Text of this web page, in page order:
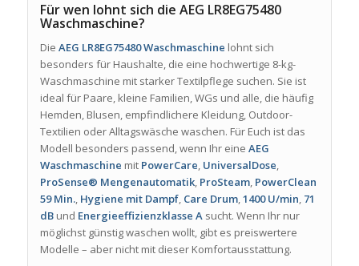
Für wen lohnt sich die AEG LR8EG75480
Waschmaschine?
Die AEG LR8EG75480 Waschmaschine lohnt sich
besonders für Haushalte, die eine hochwertige 8-kg-
Waschmaschine mit starker Textilpflege suchen. Sie ist
ideal für Paare, kleine Familien, WGs und alle, die häufig
Hemden, Blusen, empfindlichere Kleidung, Outdoor-
Textilien oder Alltagswäsche waschen. Für Euch ist das
Modell besonders passend, wenn Ihr eine AEG
Waschmaschine mit PowerCare, UniversalDose,
ProSense® Mengenautomatik, ProSteam, PowerClean
59 Min., Hygiene mit Dampf, Care Drum,1400 U/min, 71
dBund Energieeffizienzklasse Asucht. Wenn Ihr nur
möglichst günstig waschen wollt, gibt es preiswertere
Modelle – aber nicht mit dieser Komfortausstattung.